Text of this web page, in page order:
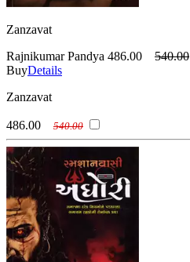
Zanzavat
Rajnikumar Pandya 486.00
540.00
BuyDetails
Zanzavat
486.00 540.00